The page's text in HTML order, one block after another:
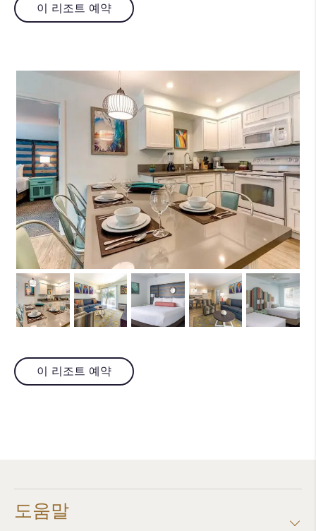
이 리조트 예약
이 리조트 예약
도움말